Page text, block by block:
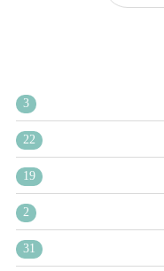
3
22
19
2
31